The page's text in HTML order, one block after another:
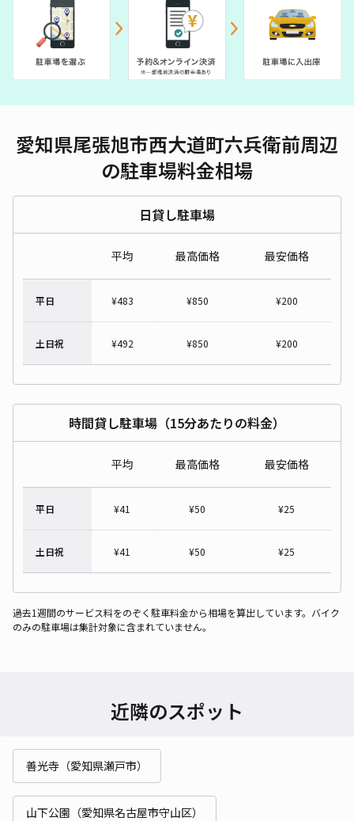
愛知県尾張旭市西大道町六兵衛前周辺
の駐車場料金相場
日貸し駐車場
平均 最高価格 最安価格
平日 ¥483 ¥850 ¥200
土日祝 ¥492 ¥850 ¥200
時間貸し駐車場（15分あたりの料金）
平均 最高価格 最安価格
平日 ¥41 ¥50 ¥25
土日祝 ¥41 ¥50 ¥25
過去1週間のサービス料をのぞく駐車料金から相場を算出しています。バイク
のみの駐車場は集計対象に含まれていません。
近隣のスポット
善光寺（愛知県瀬戸市）
山下公園（愛知県名古屋市守山区）